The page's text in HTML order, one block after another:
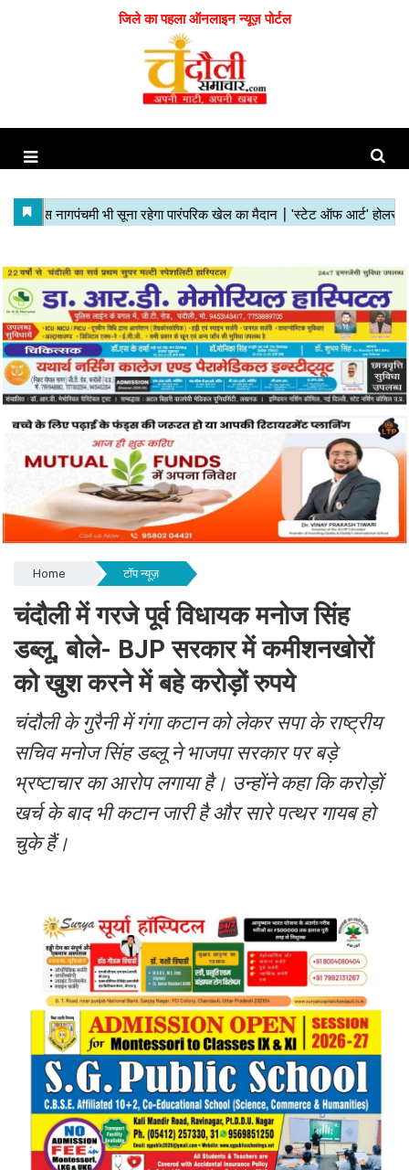
जिले का पहला ऑनलाइन न्यूज़ पोर्टल
Home टॉप न्यूज़
चंदौली में गरजे पूर्व विधायक मनोज सिंह
डब्लू, बोले- BJP सरकार में कमीशनखोरों
को खुश करने में बहे करोड़ों रुपये
चंदौली के गुरैनी में गंगा कटान को लेकर सपा के राष्ट्रीय
सचिव मनोज सिंह डब्लू ने भाजपा सरकार पर बड़े
भ्रष्टाचार का आरोप लगाया है। उन्होंने कहा कि करोड़ों
खर्च के बाद भी कटान जारी है और सारे पत्थर गायब हो
चुके हैं।